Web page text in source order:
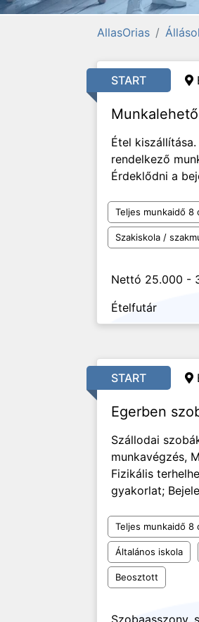
AllasOrias
START
Étel
rendelkező
Érdeklődni a
Teljes munkaidő 8
Szakiskola /
Nettó 25.000 -
Ételfutár
START
Egerben
Szállodai
munkavégzés,
Fizikális
gyakorlat;
Teljes munkaidő 8
Általános iskola
Beosztott
Szobaasszony,